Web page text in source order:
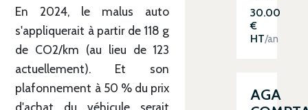
En 2024, le malus auto
s'appliquerait à partir de 118 g
de CO2/km (au lieu de 123
actuellement). Et son
plafonnement à 50 % du prix
30.00
€
HT/an
AGA